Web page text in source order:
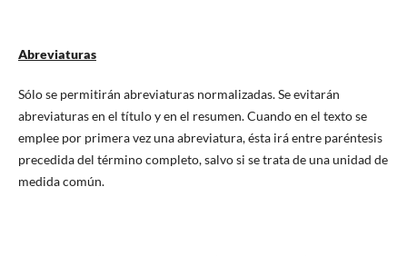
Abreviaturas
Sólo se permitirán abreviaturas normalizadas. Se evitarán
abreviaturas en el título y en el resumen. Cuando en el texto se
emplee por primera vez una abreviatura, ésta irá entre paréntesis
precedida del término completo, salvo si se trata de una unidad de
medida común.